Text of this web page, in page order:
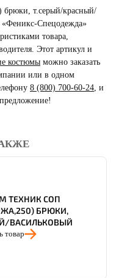
т.серый/красный/
«Феникс-Спецодежда»
товара,
Этот артикул и
костюмы можно заказать
или в одном
8 (800) 700-60-24 и
ТЕХНИК СОП
БРЮКИ,
ВАСИЛЬКОВЫЙ
товар